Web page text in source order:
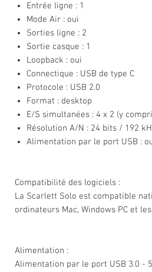
Entrée ligne : 1
Mode Air : oui
Sorties ligne : 2
Sortie casque : 1
Loopback : oui
Connectique : USB de type C
Protocole : USB 2.0
Format : desktop
E/S simultanées : 4 x 2 (y
Résolution A/N : 24 bits / 192
Alimentation par le port USB :
Compatibilité des logiciels :
La Scarlett Solo est compatible
ordinateurs Mac, Windows PC et
Alimentation :
Alimentation par le port USB 3.0 -